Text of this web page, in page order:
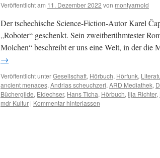
Veröffentlicht am 11. Dezember 2022 von montyarnold
Der tschechische Science-Fiction-Autor Karel
„Roboter“ geschenkt. Sein zweitberühmtester
Molchen“ beschreibt er uns eine Welt, in der
→
Veröffentlicht unterGesellschaft, Hörbuch, Hörfunk,
ancient menaces, Andrias scheuchzeri, ARD Mediathek,
Büchergilde, Eidechser, Hans Ticha, Hörbuch, Ilja Richter,
mdr Kultur | Kommentar hinterlassen